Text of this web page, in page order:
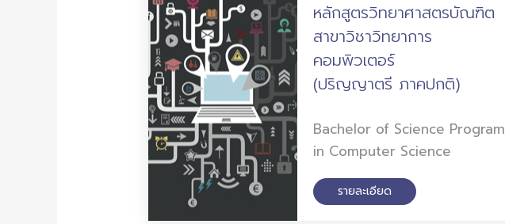
หลักสูตรวิทยาศาสตรบัณฑิต
สาขาวิชาวิทยาการ
คอมพิวเตอร์
(ปริญญาตรี ภาคปกติ)
Bachelor of Science Program
in Computer Science
รายละเอียด